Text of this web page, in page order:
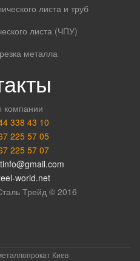
листа и труб
листа (ЧПУ)
металла
компании
338 43 10
225 57 05
225 57 07
world.net
Трейд © 2016
Киев